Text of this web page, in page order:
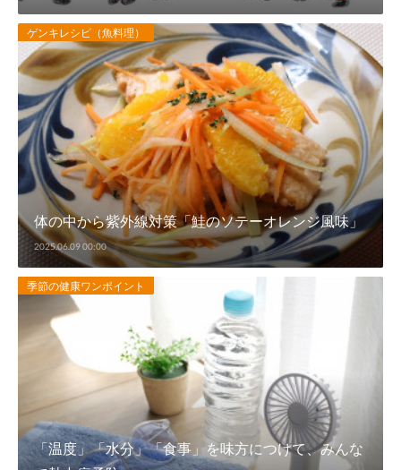
ゲンキレシピ（魚料理）
体の中から紫外線対策「鮭のソテーオレンジ風味」
2025.06.09 00:00
季節の健康ワンポイント
「温度」「水分」「食事」を味方につけて、みんな